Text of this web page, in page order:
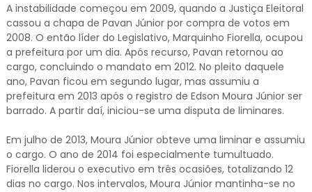
A instabilidade começou em 2009, quando a Justiça Eleitoral
cassou a chapa de Pavan Júnior por compra de votos em
2008. O então líder do Legislativo, Marquinho Fiorella, ocupou
a prefeitura por um dia. Após recurso, Pavan retornou ao
cargo, concluindo o mandato em 2012. No pleito daquele
ano, Pavan ficou em segundo lugar, mas assumiu a
prefeitura em 2013 após o registro de Edson Moura Júnior ser
barrado. A partir daí, iniciou-se uma disputa de liminares.
Em julho de 2013, Moura Júnior obteve uma liminar e assumiu
o cargo. O ano de 2014 foi especialmente tumultuado.
Fiorella liderou o executivo em três ocasiões, totalizando 12
dias no cargo. Nos intervalos, Moura Júnior mantinha-se no